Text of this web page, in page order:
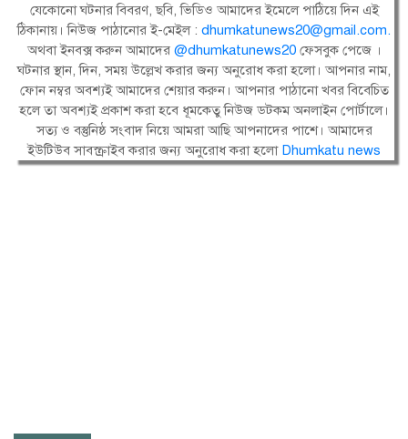
যেকোনো ঘটনার বিবরণ, ছবি, ভিডিও আমাদের ইমেলে পাঠিয়ে দিন এই
ঠিকানায়। নিউজ পাঠানোর ই-মেইল : dhumkatunews20@gmail.com.
অথবা ইনবক্স করুন আমাদের@dhumkatunews20 ফেসবুক পেজে ।
ঘটনার স্থান, দিন, সময় উল্লেখ করার জন্য অনুরোধ করা হলো। আপনার নাম,
ফোন নম্বর অবশ্যই আমাদের শেয়ার করুন। আপনার পাঠানো খবর বিবেচিত
হলে তা অবশ্যই প্রকাশ করা হবে ধূমকেতু নিউজ ডটকম অনলাইন পোর্টালে।
সত্য ও বস্তুনিষ্ঠ সংবাদ নিয়ে আমরা আছি আপনাদের পাশে। আমাদের
ইউটিউব সাবস্ক্রাইব করার জন্য অনুরোধ করা হলো Dhumkatu news